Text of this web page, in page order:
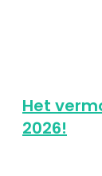
Het
2026!